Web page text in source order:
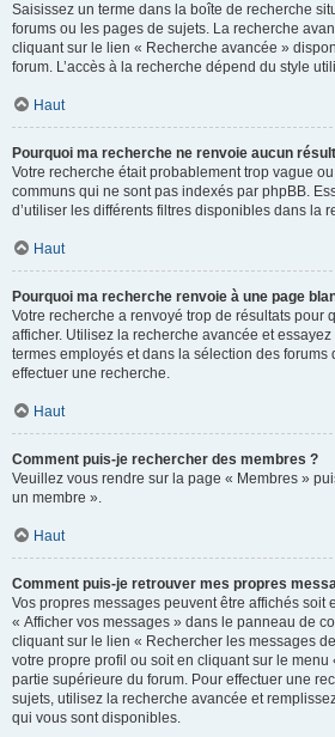
Saisissez un terme dans la boîte de recherche
forums ou les pages de sujets. La recherche
cliquant sur le lien « Recherche avancée »
forum. L’accès à la recherche dépend du style
Haut
Pourquoi ma recherche ne renvoie aucun
Votre recherche était probablement trop vague
communs qui ne sont pas indexés par phpBB.
d’utiliser les différents filtres disponibles dans la
Haut
Pourquoi ma recherche renvoie à une page
Votre recherche a renvoyé trop de résultats pour
afficher. Utilisez la recherche avancée et
termes employés et dans la sélection des
effectuer une recherche.
Haut
Comment puis-je rechercher des membres ?
Veuillez vous rendre sur la page « Membres »
un membre ».
Haut
Comment puis-je retrouver mes propres
Vos propres messages peuvent être affichés soit
« Afficher vos messages » dans le panneau de
cliquant sur le lien « Rechercher les messages
votre propre profil ou soit en cliquant sur le menu
partie supérieure du forum. Pour effectuer une
sujets, utilisez la recherche avancée et
qui vous sont disponibles.